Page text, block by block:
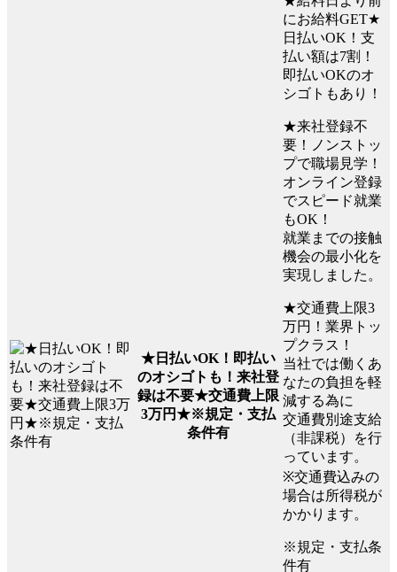
★日払いOK！即払い
のオシゴトも！来社登
録は不要★交通費上限
3万円★※規定・支払
条件有
にお給料GET★
日払いOK！支
払い額は7割！
即払いOKのオ
シゴトもあり！
★来社登録不
要！ノンストッ
プで職場見学！
オンライン登録
でスピード就業
もOK！
就業までの接触
機会の最小化を
実現しました。
★交通費上限3
万円！業界トッ
プクラス！
当社では働くあ
なたの負担を軽
減する為に
交通費別途支給
（非課税）を行
っています。
※交通費込みの
場合は所得税が
かかります。
※規定・支払条
件有